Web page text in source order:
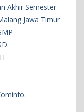
Akhir Semester
Jawa Timur